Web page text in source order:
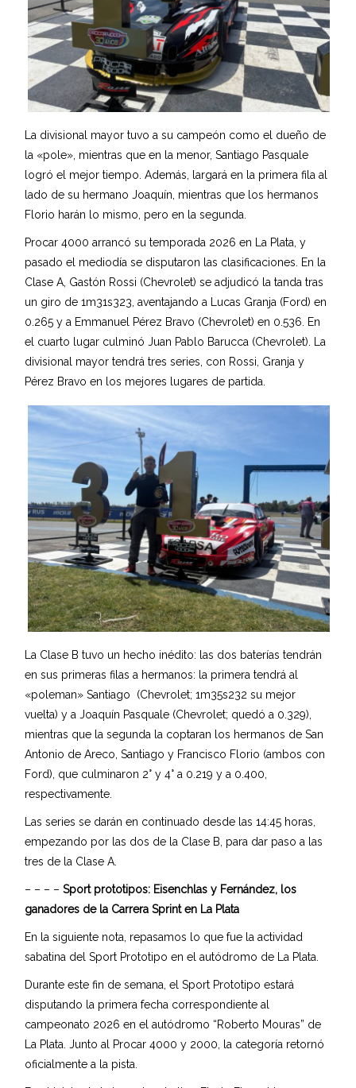
La divisional mayor tuvo a su campeón como el dueño de
la «pole», mientras que en la menor, Santiago Pasquale
logró el mejor tiempo. Además, largará en la primera fila al
lado de su hermano Joaquín, mientras que los hermanos
Florio harán lo mismo, pero en la segunda.
Procar 4000 arrancó su temporada 2026 en La Plata, y
pasado el mediodía se disputaron las clasificaciones. En la
Clase A, Gastón Rossi (Chevrolet) se adjudicó la tanda tras
un giro de 1m31s323, aventajando a Lucas Granja (Ford) en
0.265 y a Emmanuel Pérez Bravo (Chevrolet) en 0.536. En
el cuarto lugar culminó Juan Pablo Barucca (Chevrolet). La
divisional mayor tendrá tres series, con Rossi, Granja y
Pérez Bravo en los mejores lugares de partida.
La Clase B tuvo un hecho inédito: las dos baterías tendrán
en sus primeras filas a hermanos: la primera tendrá al
«poleman» Santiago (Chevrolet; 1m35s232 su mejor
vuelta) y a Joaquín Pasquale (Chevrolet; quedó a 0.329),
mientras que la segunda la coptaran los hermanos de San
Antonio de Areco, Santiago y Francisco Florio (ambos con
Ford), que culminaron 2° y 4° a 0.219 y a 0.400,
respectivamente.
Las series se darán en continuado desde las 14:45 horas,
empezando por las dos de la Clase B, para dar paso a las
tres de la Clase A.
– – – –Sport prototipos: Eisenchlas y Fernández, los
ganadores de la Carrera Sprint en La Plata
En la siguiente nota, repasamos lo que fue la actividad
sabatina del Sport Prototipo en el autódromo de La Plata.
Durante este fin de semana, el Sport Prototipo estará
disputando la primera fecha correspondiente al
campeonato 2026 en el autódromo “Roberto Mouras” de
La Plata. Junto al Procar 4000 y 2000, la categoría retornó
oficialmente a la pista.